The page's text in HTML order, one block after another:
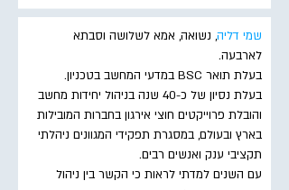
שמי דליה, נשואה, אמא לשלושה וסבתא
לארבעה.
בעלת תואר BSC במדעי המחשב בטכניון.
בעלת נסיון של כ-40 שנה בניהול יחידות מחשב
והובלת פרוייקטים חוצי אירגון בחברות המובילות
בארץ ובעולם, במסגרת תפקידי המגוונים ניהלתי
תקציבי ענק ואנשים רבים.
עם השנים למדתי לראות כי הקשר בין ניהול